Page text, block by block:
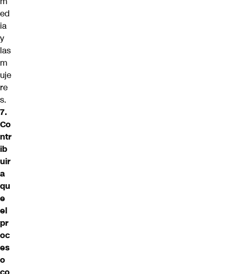
ed
ia
y
las
m
uje
re
s.
7.
Co
ntr
ib
uir
a
qu
e
el
pr
oc
es
o